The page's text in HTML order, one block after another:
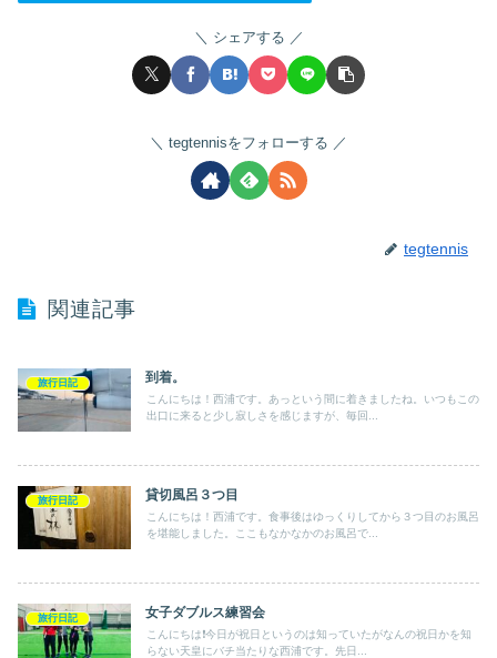
シェアする
tegtennisをフォローする
tegtennis
関連記事
旅行日記 到着。
こんにちは！西浦です。あっという間に着きましたね。いつもこの
出口に来ると少し寂しさを感じますが、毎回...
旅行日記 貸切風呂３つ目
こんにちは！西浦です。食事後はゆっくりしてから３つ目のお風呂
を堪能しました。ここもなかなかのお風呂で...
旅行日記 女子ダブルス練習会
こんにちは❗️今日が祝日というのは知っていたがなんの祝日かを知
らない天皇にバチ当たりな西浦です。先日...